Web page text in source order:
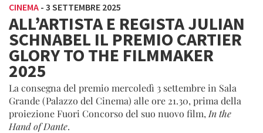
CINEMA - 3 SETTEMBRE 2025
ALL’ARTISTA E REGISTA JULIAN
SCHNABEL IL PREMIO CARTIER
GLORY TO THE FILMMAKER
2025
La consegna del premio mercoledì 3 settembre in Sala
Grande (Palazzo del Cinema) alle ore 21.30, prima della
proiezione Fuori Concorso del suo nuovo film, In the
Hand of Dante.